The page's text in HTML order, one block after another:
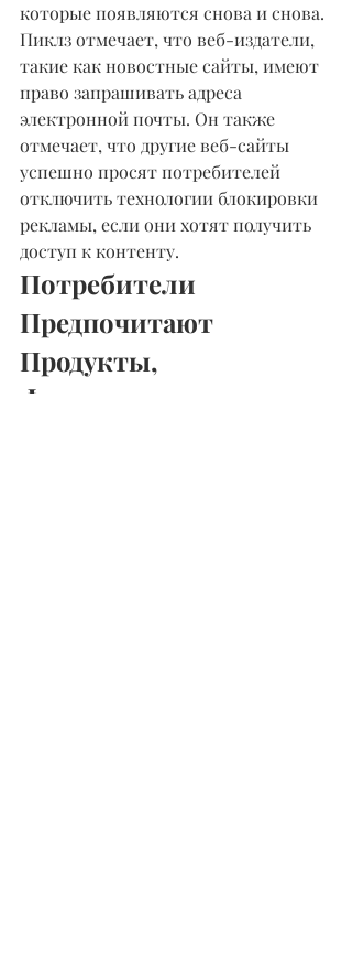
которые появляются снова и снова.
Пиклз отмечает, что веб-издатели,
такие как новостные сайты, имеют
право запрашивать адреса
электронной почты. Он также
отмечает, что другие веб-сайты
успешно просят потребителей
отключить технологии блокировки
рекламы, если они хотят получить
доступ к контенту.
Потребители
Предпочитают
Продукты,
Финансируемые